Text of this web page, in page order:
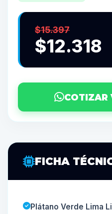
$15.397
$12.318
COTIZAR
FICHA
Plátano Verde Lima